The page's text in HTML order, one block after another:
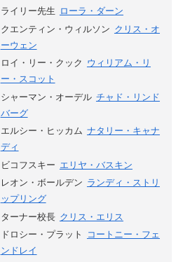
ライリー先生 ローラ・ダーン
クエンティン・ウィルソン クリス・オ
ーウェン
ロイ・リー・クック ウィリアム・リ
ー・スコット
シャーマン・オーデル チャド・リンド
バーグ
エルシー・ヒッカム ナタリー・キャナ
ディ
ビコフスキー エリヤ・バスキン
レオン・ボールデン ランディ・ストリ
ップリング
ターナー校長 クリス・エリス
ドロシー・プラット
コートニー・フェ
ンドレイ